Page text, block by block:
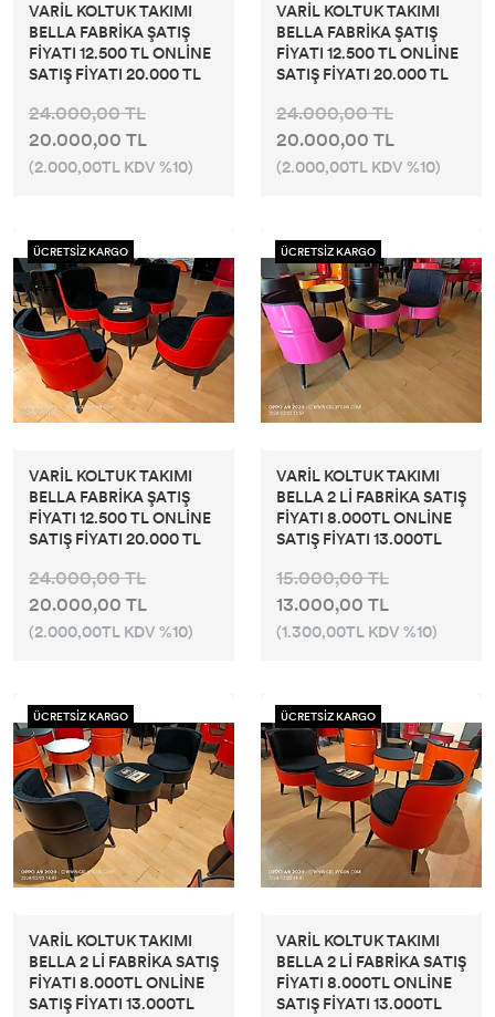
VARİL KOLTUK TAKIMI
BELLA FABRİKA ŞATIŞ
FİYATI 12.500 TL ONLİNE
SATIŞ FİYATI 20.000 TL
24.000,00 TL
20.000,00 TL
(2.000,00TL KDV %10)
VARİL KOLTUK TAKIMI
BELLA FABRİKA ŞATIŞ
FİYATI 12.500 TL ONLİNE
SATIŞ FİYATI 20.000 TL
24.000,00 TL
20.000,00 TL
(2.000,00TL KDV %10)
ÜCRETSİZ KARGO
VARİL KOLTUK TAKIMI
BELLA FABRİKA ŞATIŞ
FİYATI 12.500 TL ONLİNE
SATIŞ FİYATI 20.000 TL
24.000,00 TL
20.000,00 TL
(2.000,00TL KDV %10)
ÜCRETSİZ KARGO
VARİL KOLTUK TAKIMI
BELLA 2 Lİ FABRİKA SATIŞ
FİYATI 8.000TL ONLİNE
SATIŞ FİYATI 13.000TL
15.000,00 TL
13.000,00 TL
(1.300,00TL KDV %10)
ÜCRETSİZ KARGO
VARİL KOLTUK TAKIMI
BELLA 2 Lİ FABRİKA SATIŞ
FİYATI 8.000TL ONLİNE
SATIŞ FİYATI 13.000TL
ÜCRETSİZ KARGO
VARİL KOLTUK TAKIMI
BELLA 2 Lİ FABRİKA SATIŞ
FİYATI 8.000TL ONLİNE
SATIŞ FİYATI 13.000TL